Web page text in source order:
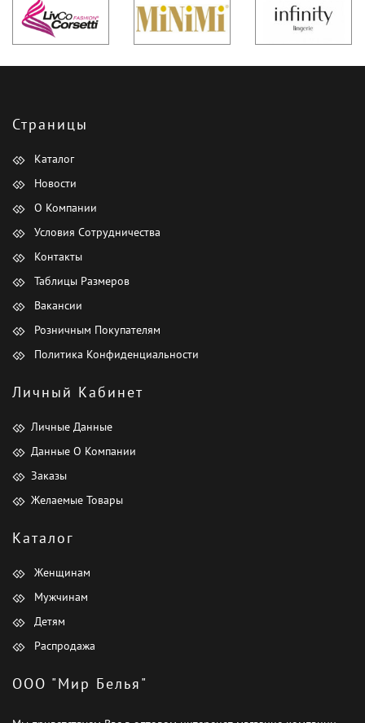
Страницы
Каталог
Новости
О Компании
Условия Сотрудничества
Контакты
Таблицы Размеров
Вакансии
Розничным Покупателям
Политика Конфиденциальности
Личный Кабинет
Личные Данные
Данные О Компании
Заказы
Желаемые Товары
Каталог
Женщинам
Мужчинам
Детям
Распродажа
ООО "Мир Белья"